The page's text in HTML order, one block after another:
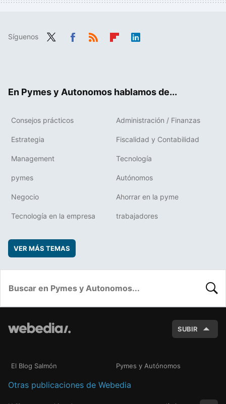
Síguenos
En Pymes y Autonomos hablamos de...
Consejos prácticos Administración / Finanzas
Estrategia Fiscalidad y Contabilidad
Management Tecnología
pymes Autónomos
Negocio Ahorrar en la pyme
Tecnología en la empresa trabajadores
VER MÁS TEMAS
SUBIR
El Blog Salmón Pymes y Autónomos
Otras publicaciones de Webedia